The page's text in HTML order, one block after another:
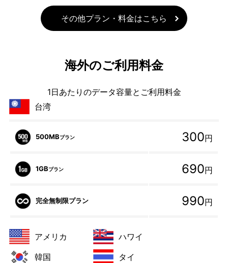
その他プラン・料金はこちら
海外のご利用料金
1日あたりのデータ容量とご利用料金
台湾
500MBプラン 300円
1GBプラン 690円
完全無制限プラン 990円
アメリカ
ハワイ
韓国
タイ